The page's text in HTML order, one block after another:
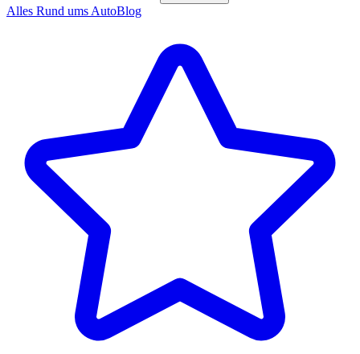
Alles Rund ums AutoBlog